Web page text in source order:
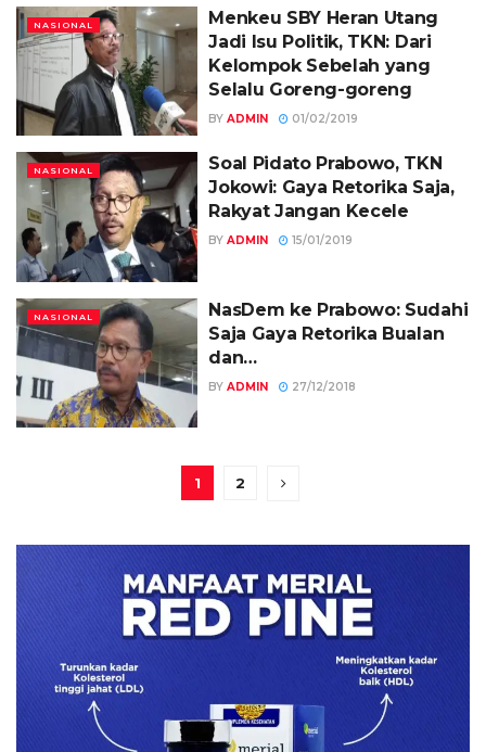
NASIONAL
Menkeu SBY Heran Utang
Jadi Isu Politik, TKN: Dari
Kelompok Sebelah yang
Selalu Goreng-goreng
BY ADMIN 01/02/2019
NASIONAL
Soal Pidato Prabowo, TKN
Jokowi: Gaya Retorika Saja,
Rakyat Jangan Kecele
BY ADMIN 15/01/2019
NASIONAL
NasDem ke Prabowo: Sudahi
Saja Gaya Retorika Bualan
dan…
BY ADMIN 27/12/2018
1 2